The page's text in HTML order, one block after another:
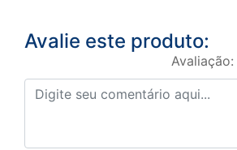
Avalie este produto:
Avaliação: